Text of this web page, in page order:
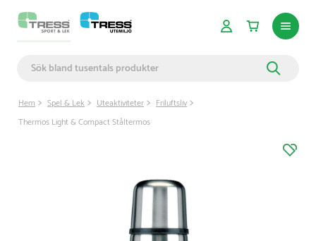
Hem Spel & Lek Uteaktiviteter
Friluftsliv
Thermos Light & Compact Ståltermos